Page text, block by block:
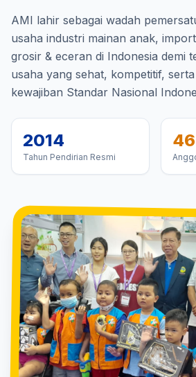
AMI lahir sebagai wadah
usaha industri mainan anak,
grosir & eceran di Indonesia demi
usaha yang sehat, kompetitif,
kewajiban Standar Nasional
2014
Tahun Pendirian Resmi